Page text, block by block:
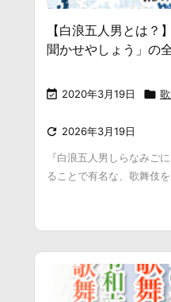
【白浪五人男とは？
聞かせやしょう」の
 2020年3月19日 
 2026年3月19日
『白浪五人男しらなみご
ることで有名な、歌舞伎